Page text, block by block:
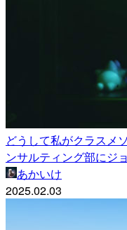
どうして私がクラスメ
ンサルティング部にジ
あかいけ
2025.02.03